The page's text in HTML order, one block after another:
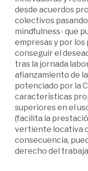
desde acuerdos
colectivos
mindfulness- que
empresas y por
conseguir el
tras la jornada
afianzamiento de
potenciado por la
características
superiores en el
(facilita la
vertiente locativa
consecuencia,
derecho del